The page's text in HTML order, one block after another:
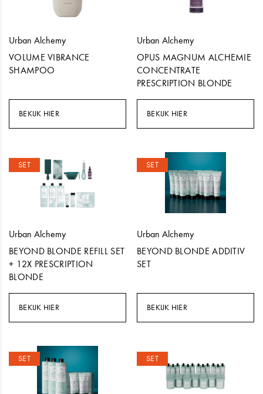
Urban Alchemy
VOLUME VIBRANCE
SHAMPOO
BEKIJK HIER
Urban Alchemy
OPUS MAGNUM ALCHEMIE
CONCENTRATE
PRESCRIPTION BLONDE
BEKIJK HIER
SET
Urban Alchemy
BEYOND BLONDE REFILL SET
+ 12X PRESCRIPTION
BLONDE
BEKIJK HIER
SET
Urban Alchemy
BEYOND BLONDE ADDITIV
SET
BEKIJK HIER
SET SET